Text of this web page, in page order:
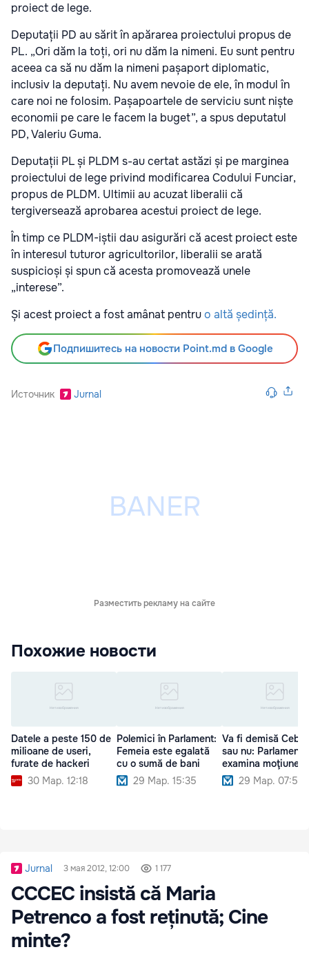
proiect de lege.
Deputații PD au sărit în apărarea proiectului propus de
PL. „Ori dăm la toți, ori nu dăm la nimeni. Eu sunt pentru
aceea ca să nu dăm la nimeni pașaport diplomatic,
inclusiv la deputați. Nu avem nevoie de ele, în modul în
care noi ne folosim. Pașapoartele de serviciu sunt niște
economii pe care le facem la buget”, a spus deputatul
PD, Valeriu Guma.
Deputații PL și PLDM s-au certat astăzi și pe marginea
proiectului de lege privind modificarea Codului Funciar,
propus de PLDM. Ultimii au acuzat liberalii că
tergiversează aprobarea acestui proiect de lege.
În timp ce PLDM-iștii dau asigurări că acest proiect este
în interesul tuturor agricultorilor, liberalii se arată
suspicioși și spun că acesta promovează unele
„interese”.
Și acest proiect a fost amânat pentruo altă ședință.
Подпишитесь на новости Point.md в Google
Источник Jurnal
Разместить рекламу на сайте
Похожие новости
Datele a peste 150 de
milioane de useri,
furate de hackeri
30 Мар. 12:18
Polemici în Parlament:
Femeia este egalată
cu o sumă de bani
29 Мар. 15:35
Va fi demisă
sau nu:
examina moţiunea
29 Мар. 07:50
Jurnal 3 мая 2012, 12:00 1 177
CCCEC insistă că Maria
Petrenco a fost reținută; Cine
minte?